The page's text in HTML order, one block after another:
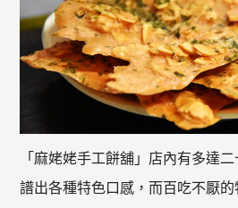
「麻姥姥手工餅舖」店內有多達
譜出各種特色口感，而百吃不厭